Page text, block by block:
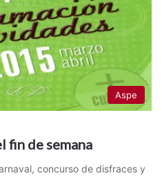
Aspe
fin de semana
concurso de disfraces y